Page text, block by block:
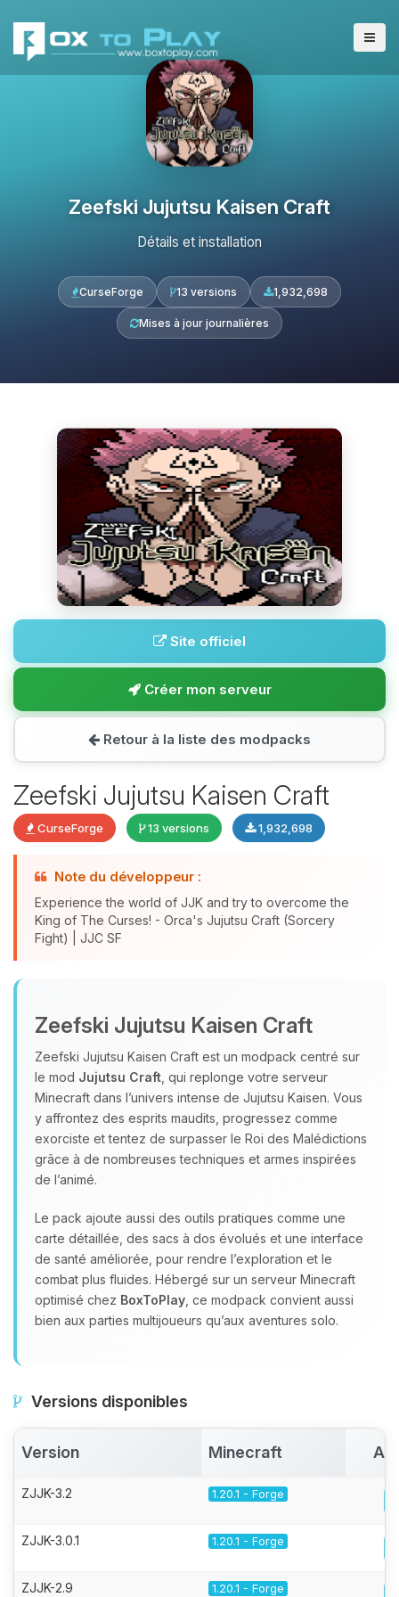
Zeefski Jujutsu Kaisen Craft
Détails et installation
CurseForge 13 versions 1,932,698
Mises à jour journalières
Site officiel
Créer mon serveur
Retour à la liste des modpacks
Zeefski Jujutsu Kaisen Craft
CurseForge 13 versions 1,932,698
Note du développeur :
Experience the world of JJK and try to overcome the
King of The Curses! - Orca's Jujutsu Craft (Sorcery
Fight) | JJC SF
Zeefski Jujutsu Kaisen Craft
Zeefski Jujutsu Kaisen Craft est un modpack centré sur
le mod Jujutsu Craft , qui replonge votre serveur
Minecraft dans l’univers intense de Jujutsu Kaisen. Vous
y affrontez des esprits maudits, progressez comme
exorciste et tentez de surpasser le Roi des Malédictions
grâce à de nombreuses techniques et armes inspirées
de l’animé.
Le pack ajoute aussi des outils pratiques comme une
carte détaillée, des sacs à dos évolués et une interface
de santé améliorée, pour rendre l’exploration et le
combat plus fluides. Hébergé sur un serveur Minecraft
optimisé chez BoxToPlay , ce modpack convient aussi
bien aux parties multijoueurs qu’aux aventures solo.
Versions disponibles
Version Minecraft
ZJJK-3.2 1.20.1 - Forge
ZJJK-3.0.1 1.20.1 - Forge
ZJJK-2.9 1.20.1 - Forge
assistant BoxToPlay. Dis-moi ce dont
tu as besoin et je vais remuer mes
petits circuits pour t’aider.
09/08/2026 à 15:30